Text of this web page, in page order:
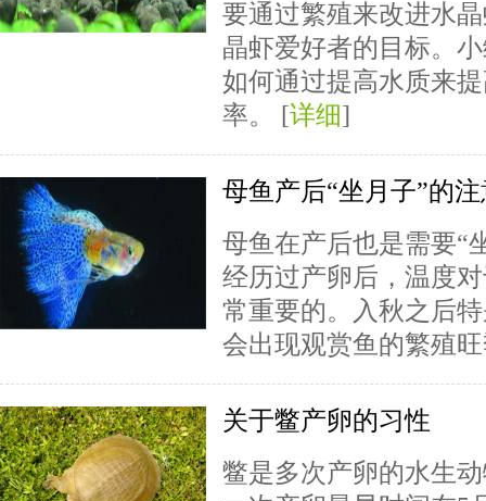
要通过繁殖来改进水
晶虾爱好者的目标。
如何通过提高水质来
率。 [详细]
母鱼产后“坐月子”的
母鱼在产后也是需要“
经历过产卵后，温度
常重要的。入秋之后
会出现观赏鱼的繁殖
关于鳖产卵的习性
鳖是多次产卵的水生